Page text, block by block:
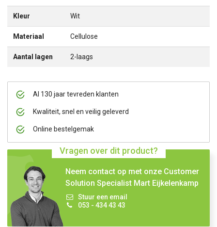
Al 130 jaar tevreden klanten
Kwaliteit, snel en veilig geleverd
Online bestelgemak
Vragen over dit product?
Neem contact op met onze Customer
Solution Specialist Mart Eijkelenkamp
Stuur een email
053 - 434 43 43
Kleur Wit
Materiaal Cellulose
Aantal lagen 2-laags